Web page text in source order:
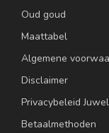
Oud goud
Maattabel
Algemene
Disclaimer
Privacybeleid
Betaalmethoden